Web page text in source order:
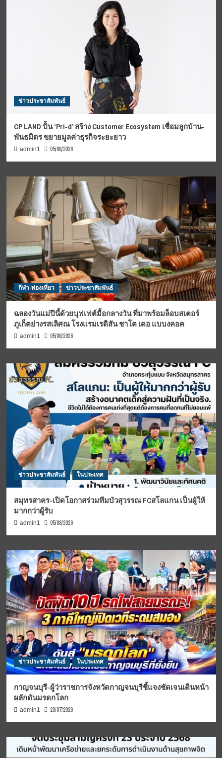
ข่าวประชาสัมพันธ์
CP LAND ปั้น ‘Pri-d’ สร้าง Customer Ecosystem เชื่อมลูกบ้าน-
พันธมิตร ขยายมูลค่าธุรกิจระยะยาว
admin1 05/08/2026
กีฬา-ท่องเที่ยว ข่าวประชาสัมพันธ์
ฉลองวันแม่ปีนี้ด้วยบุฟเฟต์มื้อกลางวัน ที่มาพร้อมล็อบสเตอร์
ภูเก็ตย่างรสเลิศณ โรงแรมเรดิสัน ชาโต เดอ แบบงคอค
admin1 05/08/2026
ข่าวประชาสัมพันธ์ ในประเทศ
สมุทรสาคร-เปิดโอกาสร่วมทีมบัวสุวรรณ FCสโลแกน เป็นผู้ให้
มากกว่าผู้รับ
admin1 05/08/2026
ข่าวประชาสัมพันธ์ ในประเทศ
กาญจนบุรี-ผู้ว่าราชการจังหวัดกาญจนบุรีชี้แจงชัดเจนเดินหน้า
ผลักดันมรดกโลก
admin1 23/07/2026